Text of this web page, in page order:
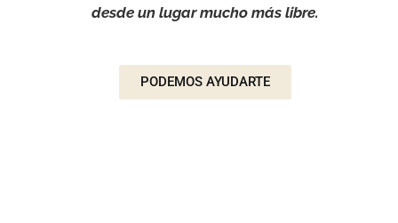
desde un lugar mucho más libre.
PODEMOS AYUDARTE